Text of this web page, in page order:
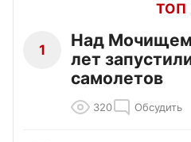
ТОП
1
Над Мочищем
лет
самолетов
320 Обсудить